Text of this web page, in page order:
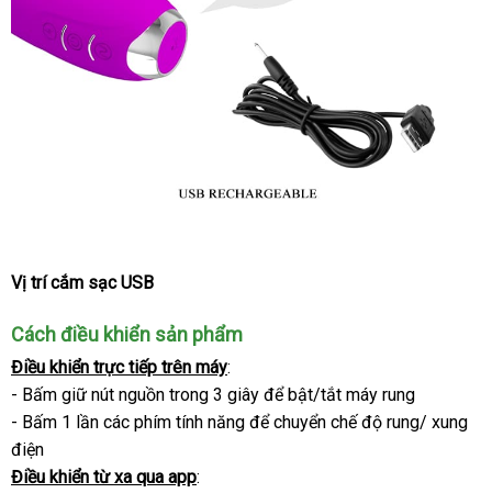
Vị trí cắm sạc USB
Cách điều khiển sản phẩm
Điều khiển trực tiếp trên máy:
- Bấm giữ nút nguồn trong 3 giây dịch
vụ
để bật/tắt máy rung
- Bấm 1 lần nơi
các phím tính năng link
để chuyển chế độ rung/ xung
điện
Điều khiển từ xa qua app: